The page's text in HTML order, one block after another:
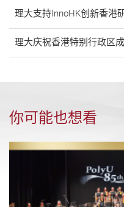
理大支持InnoHK创新香港
理大庆祝香港特别行政区
你可能也想看